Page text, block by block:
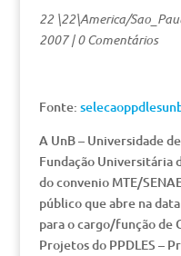
22 \22\America/
2007|0 Comentários
Fonte:
A UnB – Universidade
Fundação Universitária
do convenio MTE/
público que abre na
para o cargo/função de
Projetos do PPDLES –